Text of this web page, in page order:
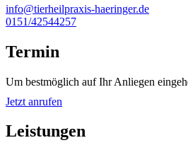
info@tierheilpraxis-haeringer.de
0151/42544257
Termin
Um bestmöglich auf Ihr Anliegen
Jetzt anrufen
Leistungen